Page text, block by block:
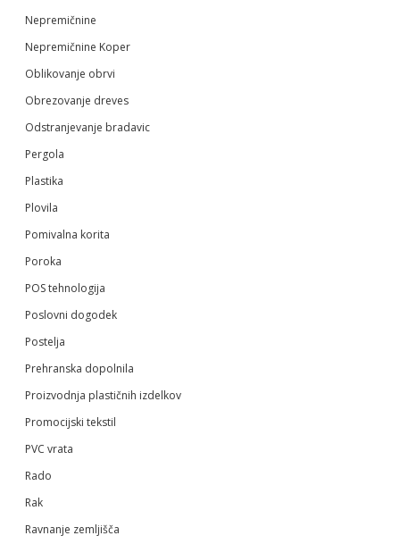
Nepremičnine
Nepremičnine Koper
Oblikovanje obrvi
Obrezovanje dreves
Odstranjevanje bradavic
Pergola
Plastika
Plovila
Pomivalna korita
Poroka
POS tehnologija
Poslovni dogodek
Postelja
Prehranska dopolnila
Proizvodnja plastičnih izdelkov
Promocijski tekstil
PVC vrata
Rado
Rak
Ravnanje zemljišča